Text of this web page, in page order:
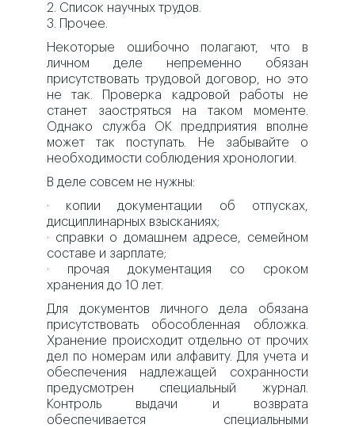
2. Список научных трудов.
3. Прочее.
Некоторые ошибочно полагают, что в
личном деле непременно обязан
присутствовать трудовой договор, но это
не так. Проверка кадровой работы не
станет заостряться на таком моменте.
Однако служба ОК предприятия вполне
может так поступать. Не забывайте о
необходимости соблюдения хронологии.
В деле совсем не нужны:
· копии документации об отпусках,
дисциплинарных взысканиях;
· справки о домашнем адресе, семейном
составе и зарплате;
· прочая документация со сроком
хранения до 10 лет.
Для документов личного дела обязана
присутствовать обособленная обложка.
Хранение происходит отдельно от прочих
дел по номерам или алфавиту. Для учета и
обеспечения надлежащей сохранности
предусмотрен специальный журнал.
Контроль выдачи и возврата
обеспечивается специальными